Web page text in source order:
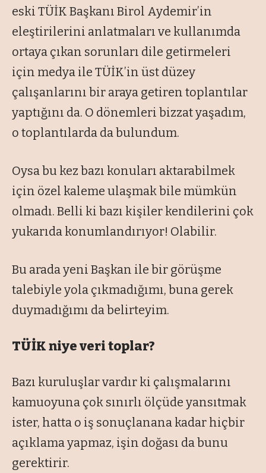
eski TÜİK Başkanı Birol Aydemir’in
eleştirilerini anlatmaları ve kullanımda
ortaya çıkan sorunları dile getirmeleri
için medya ile TÜİK’in üst düzey
çalışanlarını bir araya getiren toplantılar
yaptığını da. O dönemleri bizzat yaşadım,
o toplantılarda da bulundum.
Oysa bu kez bazı konuları aktarabilmek
için özel kaleme ulaşmak bile mümkün
olmadı. Belli ki bazı kişiler kendilerini çok
yukarıda konumlandırıyor! Olabilir.
Bu arada yeni Başkan ile bir görüşme
talebiyle yola çıkmadığımı, buna gerek
duymadığımı da belirteyim.
TÜİK niye veri toplar?
Bazı kuruluşlar vardır ki çalışmalarını
kamuoyuna çok sınırlı ölçüde yansıtmak
ister, hatta o iş sonuçlanana kadar hiçbir
açıklama yapmaz, işin doğası da bunu
gerektirir.